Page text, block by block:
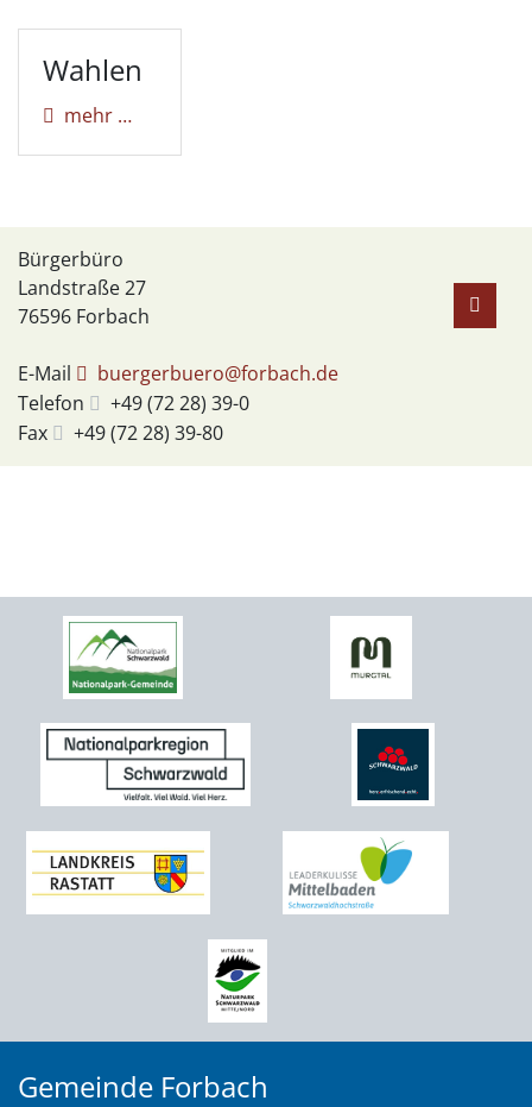
Wahlen
mehr …
Bürgerbüro
Landstraße 27
76596 Forbach
E-Mail
buergerbuero@forbach.de
Telefon
+49 (7228) 39-0
Fax
+49 (7228) 39-80
Gemeinde Forbach